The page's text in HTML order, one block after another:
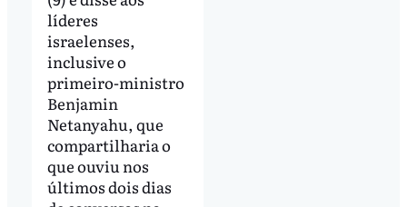
líderes
israelenses,
inclusive o
primeiro-ministro
Benjamin
Netanyahu, que
compartilharia o
que ouviu nos
últimos dois dias